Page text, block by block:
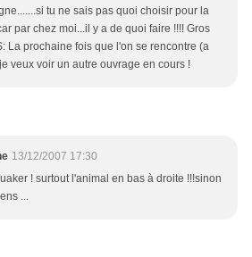
tu ne sais pas quoi choisir pour la
par chez moi...il y a de quoi faire !!!! Gros
La prochaine fois que l'on se rencontre (a
veux voir un autre ouvrage en cours !
13/12/2007 17:30
! surtout l'animal en bas à droite !!!sinon
...